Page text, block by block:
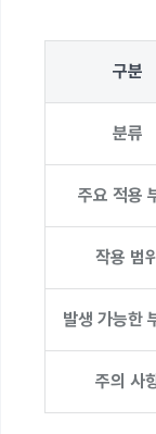
구분
분류
주요 적용
작용 범
발생 가능한
주의 사